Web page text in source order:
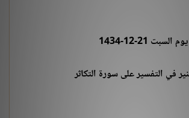
21-12-1434
في التفسير على سورة التكاثر